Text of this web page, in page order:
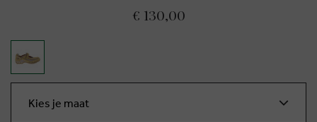
€ 130,00
Kies je maat